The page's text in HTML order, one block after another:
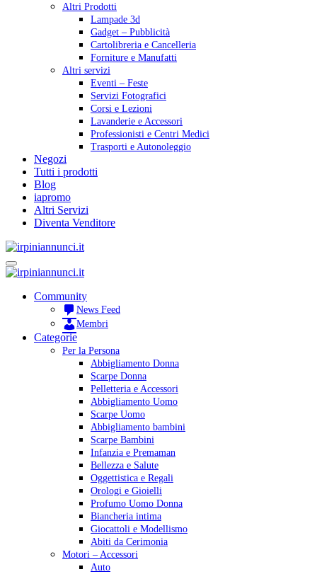
Altri Prodotti
Lampade 3d
Gadget – Pubblicità
Cartolibreria e Cancelleria
Forniture e Manufatti
Altri servizi
Eventi – Feste
Servizi Fotografici
Corsi e Lezioni
Lavanderie e Accessori
Professionisti e Centri Medici
Trasporti e Autonoleggio
Negozi
Tutti i prodotti
Blog
iapromo
Altri Servizi
Diventa Venditore
Community
News Feed
Membri
Categorie
Per la Persona
Abbigliamento Donna
Scarpe Donna
Pelletteria e Accessori
Abbigliamento Uomo
Scarpe Uomo
Abbigliamento bambini
Scarpe Bambini
Infanzia e Premaman
Bellezza e Salute
Oggettistica e Regali
Orologi e Gioielli
Profumo Uomo Donna
Biancheria intima
Giocattoli e Modellismo
Abiti da Cerimonia
Motori – Accessori
Auto